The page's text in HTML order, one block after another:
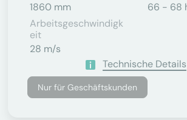
1860 mm
66 - 68
Arbeitsgeschwindigk
Eit
28 m/s
Technische Details
Nur für Geschäftskunden